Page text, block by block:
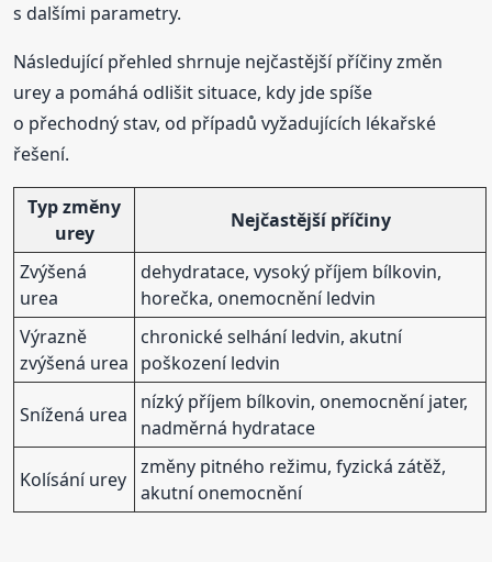
s dalšími parametry.
Následující přehled shrnuje nejčastější příčiny změn
urey a pomáhá odlišit situace, kdy jde spíše
o přechodný stav, od případů vyžadujících lékařské
řešení.
Typ změny
urey
Nejčastější příčiny
Zvýšená
urea
dehydratace, vysoký příjem bílkovin,
horečka, onemocnění ledvin
Výrazně
zvýšená urea
chronické selhání ledvin, akutní
poškození ledvin
Snížená urea
nízký příjem bílkovin, onemocnění jater,
nadměrná hydratace
Kolísání urey
změny pitného režimu, fyzická zátěž,
akutní onemocnění